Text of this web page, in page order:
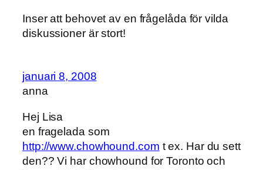
Inser att behovet av en frågelåda för vilda
diskussioner är stort!
januari 8, 2008
anna
Hej Lisa
en fragelada som
http://www.chowhound.com t ex. Har du sett
den?? Vi har chowhound for Toronto och